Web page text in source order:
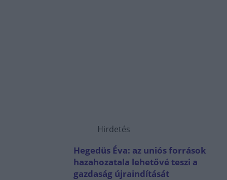
Hirdetés
Hegedüs Éva: az uniós források
hazahozatala lehetővé teszi a
gazdaság újraindítását